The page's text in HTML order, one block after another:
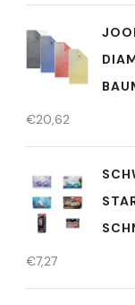
€20,62
€7,27